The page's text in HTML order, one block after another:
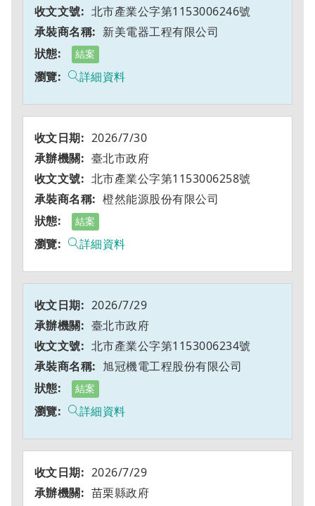
北市產業公字第1153006246號
新美電器工程有限公司
結案
詳細資料
2026/7/30
臺北市政府
北市產業公字第1153006258號
橙然能源股份有限公司
結案
詳細資料
2026/7/29
臺北市政府
北市產業公字第1153006234號
旭冠機電工程股份有限公司
結案
詳細資料
2026/7/29
苗栗縣政府